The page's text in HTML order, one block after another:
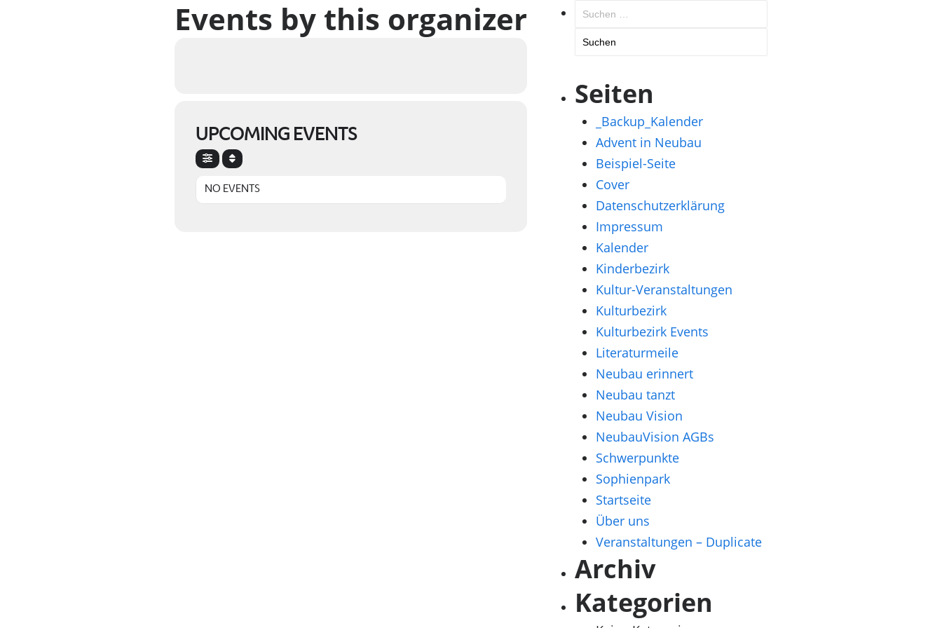
Events by this organizer
UPCOMING EVENTS
NO EVENTS
Suchen
Seiten
_Backup_Kalender
Advent in Neubau
Beispiel-Seite
Cover
Datenschutzerklärung
Impressum
Kalender
Kinderbezirk
Kultur-Veranstaltungen
Kulturbezirk
Kulturbezirk Events
Literaturmeile
Neubau erinnert
Neubau tanzt
Neubau Vision
NeubauVision AGBs
Schwerpunkte
Sophienpark
Startseite
Über uns
Veranstaltungen – Duplicate
Archiv
Kategorien